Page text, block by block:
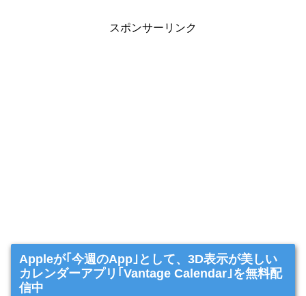
スポンサーリンク
Appleが｢今週のApp｣として、3D表示が美しい
カレンダーアプリ｢Vantage Calendar｣を無料配
信中